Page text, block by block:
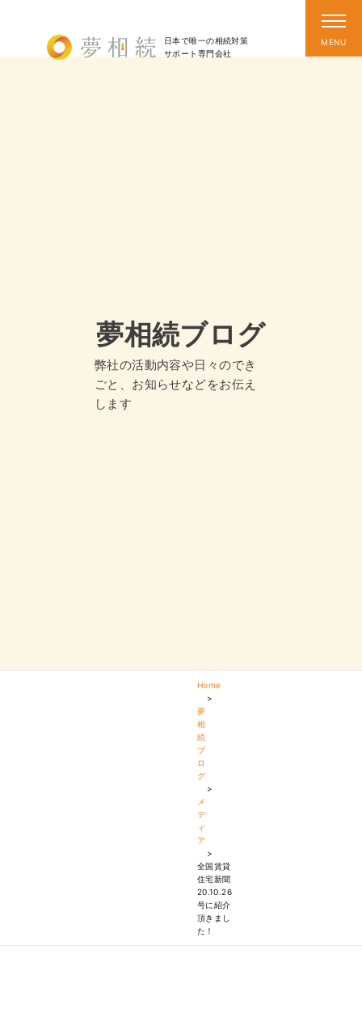
日本で唯一の相続対策
サポート 専門会社
夢相続ブログ
弊社の活動内容や日々のでき
ごと、お知らせなどをお伝え
します
Home
>
夢
相
続
ブ
ロ
グ
>
メ
デ
ィ
ア
>
全国賃貸
住宅新聞
20.10.26
号に紹介
頂きまし
た！